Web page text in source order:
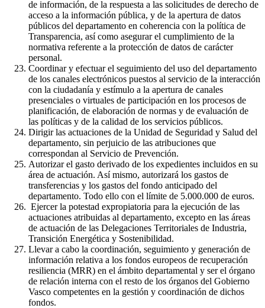
de información, de la respuesta a las solicitudes de derecho de
acceso a la información pública, y de la apertura de datos
públicos del departamento en coherencia con la política de
Transparencia, así como asegurar el cumplimiento de la
normativa referente a la protección de datos de carácter
personal.
Coordinar y efectuar el seguimiento del uso del departamento
de los canales electrónicos puestos al servicio de la interacción
con la ciudadanía y estímulo a la apertura de canales
presenciales o virtuales de participación en los procesos de
planificación, de elaboración de normas y de evaluación de
las políticas y de la calidad de los servicios públicos.
Dirigir las actuaciones de la Unidad de Seguridad y Salud del
departamento, sin perjuicio de las atribuciones que
correspondan al Servicio de Prevención.
Autorizar el gasto derivado de los expedientes incluidos en su
área de actuación. Así mismo, autorizará los gastos de
transferencias y los gastos del fondo anticipado del
departamento. Todo ello con el límite de 5.000.000 de euros.
Ejercer la potestad expropiatoria para la ejecución de las
actuaciones atribuidas al departamento, excepto en las áreas
de actuación de las Delegaciones Territoriales de Industria,
Transición Energética y Sostenibilidad.
Llevar a cabo la coordinación, seguimiento y generación de
información relativa a los fondos europeos de recuperación
resiliencia (MRR) en el ámbito departamental y ser el órgano
de relación interna con el resto de los órganos del Gobierno
Vasco competentes en la gestión y coordinación de dichos
fondos.